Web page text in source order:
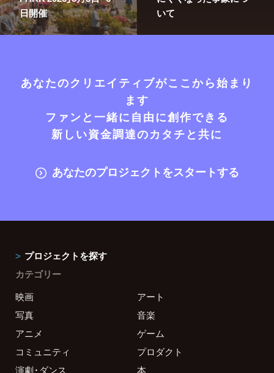
日開催
いて
あなたのクリエイティブがここから始まり
ます
ファンと一緒に自由に創作できる
新しい資金調達のカタチと共に
あなたのプロジェクトをスタートする
プロジェクトを探す
カテゴリー
映画
アート
写真
音楽
アニメ
ゲーム
コミュニティ
プロダクト
演劇・ダンス
本